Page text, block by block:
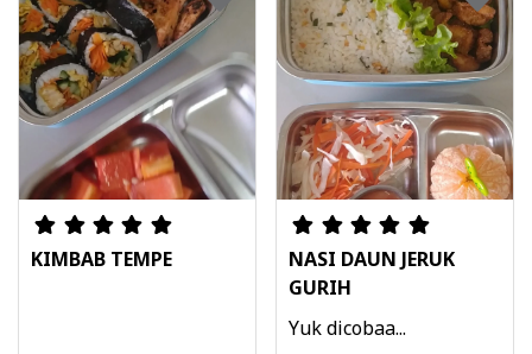
KIMBAB TEMPE
NASI DAUN JERUK
GURIH
Yuk dicobaa...